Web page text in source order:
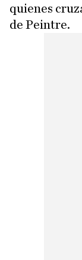
quienes
de Peintre.